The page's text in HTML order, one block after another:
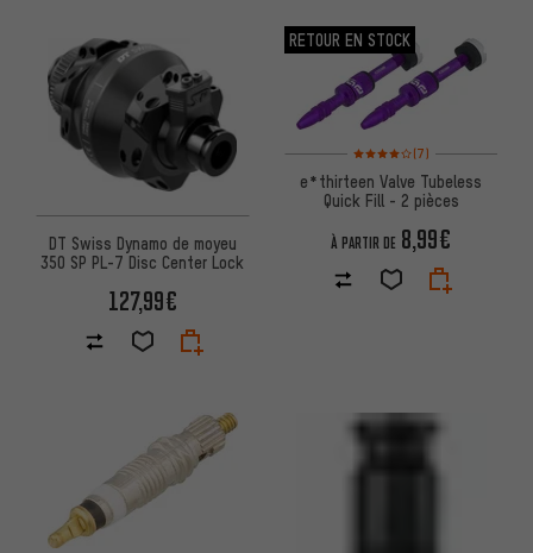
DT Swiss Dynamo de moyeu
350 SP PL-7 Disc Center Lock
127,99€
RETOUR EN STOCK
Note moyenne : 4 sur 5
(7)
e*thirteen Valve Tubeless
Quick Fill - 2 pièces
À PARTIR DE 8,99€